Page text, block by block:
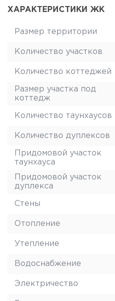
ХАРАКТЕРИСТИКИ ЖК
Размер территории
Количество участков
Количество коттеджей
Размер участка под
коттедж
Количество таунхаусов
Количество дуплексов
Придомовой участок
таунхауса
Придомовой участок
дуплекса
Стены
Отопление
Утепление
Водоснабжение
Электричество